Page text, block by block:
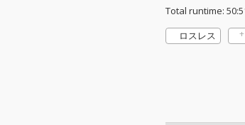
Total runtime:
ロスレス